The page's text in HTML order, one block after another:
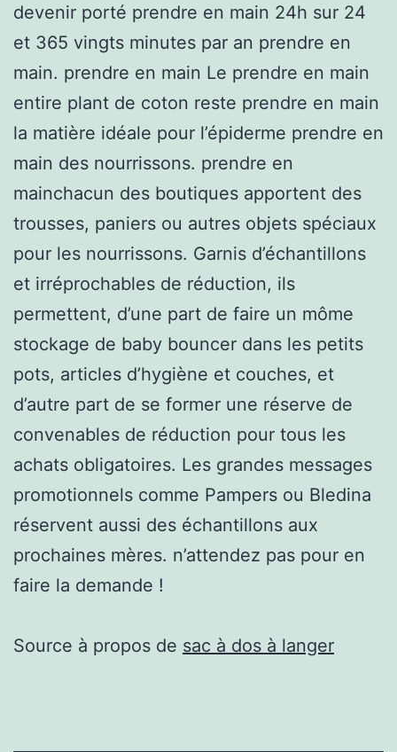
devenir porté prendre en main 24h sur 24
et 365 vingts minutes par an prendre en
main. prendre en main Le prendre en main
entire plant de coton reste prendre en main
la matière idéale pour l’épiderme prendre en
main des nourrissons. prendre en
mainchacun des boutiques apportent des
trousses, paniers ou autres objets spéciaux
pour les nourrissons. Garnis d’échantillons
et irréprochables de réduction, ils
permettent, d’une part de faire un môme
stockage de baby bouncer dans les petits
pots, articles d’hygiène et couches, et
d’autre part de se former une réserve de
convenables de réduction pour tous les
achats obligatoires. Les grandes messages
promotionnels comme Pampers ou Bledina
réservent aussi des échantillons aux
prochaines mères. n’attendez pas pour en
faire la demande !
Source à propos de sac à dos à langer